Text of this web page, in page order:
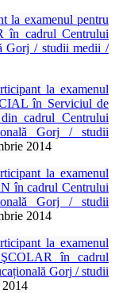
la examenul pentru
în cadrul Centrului
Gorj / studii medii /
la examenul
în Serviciul de
cadrul Centrului
Gorj / studii
2014
la examenul
în cadrul Centrului
Gorj / studii
2014
la examenul
în cadrul
Gorj / studii
2014